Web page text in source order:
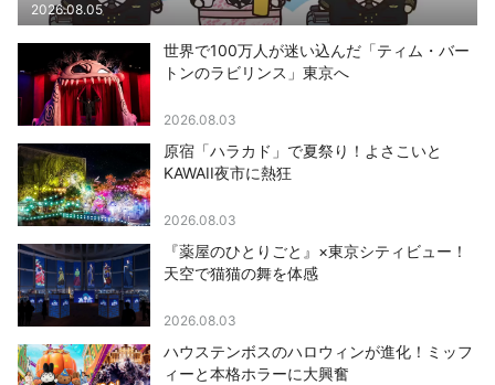
2026.08.05
世界で100万人が迷い込んだ「ティム・バー
トンのラビリンス」東京へ
2026.08.03
原宿「ハラカド」で夏祭り！よさこいと
KAWAII夜市に熱狂
2026.08.03
『薬屋のひとりごと』×東京シティビュー！
天空で猫猫の舞を体感
2026.08.03
ハウステンボスのハロウィンが進化！ミッフ
ィーと本格ホラーに大興奮